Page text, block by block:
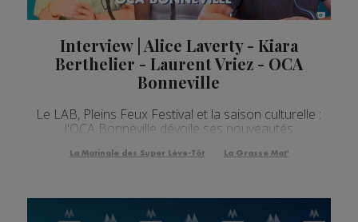
Interview | Alice Laverty - Kiara
Berthelier - Laurent Vriez - OCA
Bonneville
Le LAB, Pleins Feux Festival et la saison culturelle :
l'OCA Bonneville dévoile ses nouveautés
La Matinale des Super Lève-Tôt La Grasse Mat'